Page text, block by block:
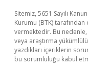
Sitemiz, 5651 Sayılı
Kurumu (BTK) tarafından
vermektedir. Bu
veya araştırma
yazdıkları içeriklerin
bu sorumluluğu kabul